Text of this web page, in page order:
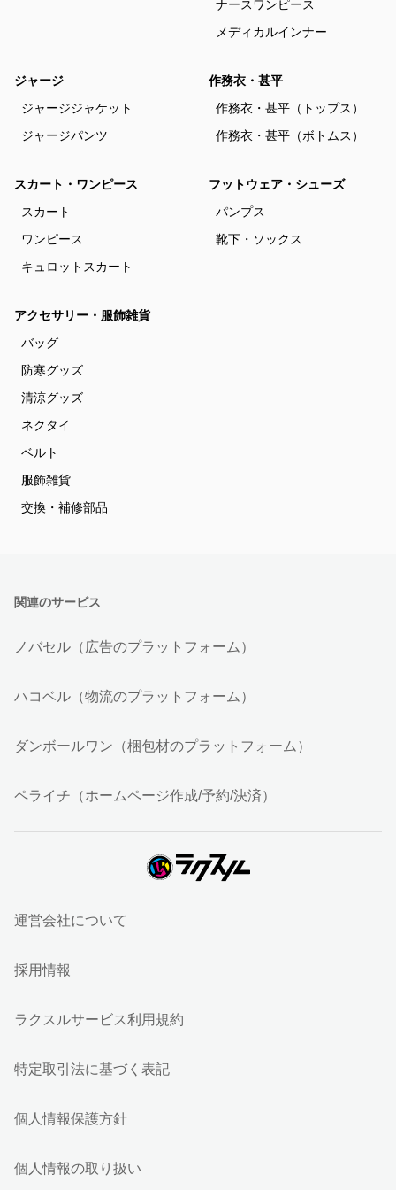
ナースワンピース
メディカルインナー
ジャージ
ジャージジャケット
ジャージパンツ
作務衣・甚平
作務衣・甚平（トップス）
作務衣・甚平（ボトムス）
スカート・ワンピース
スカート
ワンピース
キュロットスカート
フットウェア・シューズ
パンプス
靴下・ソックス
アクセサリー・服飾雑貨
バッグ
防寒グッズ
清涼グッズ
ネクタイ
ベルト
服飾雑貨
交換・補修部品
関連のサービス
ノバセル（広告のプラットフォーム）
ハコベル（物流のプラットフォーム）
ダンボールワン（梱包材のプラットフォーム）
ペライチ（ホームページ作成/予約/決済）
運営会社について
採用情報
ラクスルサービス利用規約
特定取引法に基づく表記
個人情報保護方針
個人情報の取り扱い